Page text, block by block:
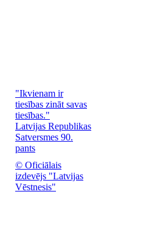
"Ikvienam ir
tiesības zināt savas
tiesības."
Latvijas Republikas
Satversmes 90.
pants
© Oficiālais
izdevējs "Latvijas
Vēstnesis"